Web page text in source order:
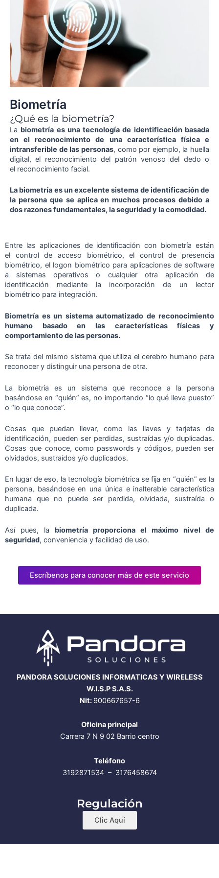
Biometría
¿Qué es la biometría?
La biometría es una tecnología de identificación basada
en el reconocimiento de una característica física e
intransferible de las personas, como por ejemplo, la huella
digital, el reconocimiento del patrón venoso del dedo o
el reconocimiento facial.
La biometría es un excelente sistema de identificación de
la persona que se aplica en muchos procesos debido a
dos razones fundamentales, la seguridad y la comodidad.
Entre las aplicaciones de identificación con biometría están
el control de acceso biométrico, el control de presencia
biométrico, el logon biométrico para aplicaciones de software
a sistemas operativos o cualquier otra aplicación de
identificación mediante la incorporación de un lector
biométrico para integración.
Biometría es un sistema automatizado de reconocimiento
humano basado en las características físicas y
comportamiento de las personas.
Se trata del mismo sistema que utiliza el cerebro humano para
reconocer y distinguir una persona de otra.
La biometría es un sistema que reconoce a la persona
basándose en “quién” es, no importando “lo qué lleva puesto”
o “lo que conoce”.
Cosas que puedan llevar, como las llaves y tarjetas de
identificación, pueden ser perdidas, sustraídas y/o duplicadas.
Cosas que conoce, como passwords y códigos, pueden ser
olvidados, sustraídos y/o duplicados.
En lugar de eso, la tecnología biométrica se fija en “quién” es la
persona, basándose en una única e inalterable característica
humana que no puede ser perdida, olvidada, sustraída o
duplicada.
Así pues, la biometría proporciona el máximo nivel de
seguridad, conveniencia y facilidad de uso.
Escríbenos para conocer más de este servicio
PANDORA SOLUCIONES INFORMATICAS Y WIRELESS
W.I.S.P S.A.S.
Nit: 900667657-6
Oficina principal
Carrera 7 N 9 02 Barrio centro
Teléfono
3192871534 – 3176458674
Regulación
Clic Aquí